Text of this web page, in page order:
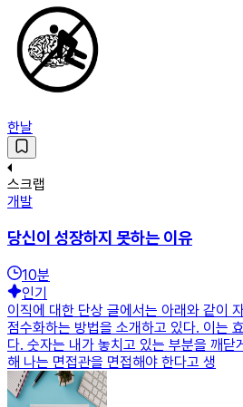
한날
스크랩
개발
당신이 성장하지 못하는 이유
10분
인기
이직에 대한 단상 글에서는 아래와 같이
점수화하는 방법을 소개하고 있다. 이는
다. 숫자는 내가 놓치고 있는 부분을 깨닫
해 나는 면접관을 면접해야 한다고 생